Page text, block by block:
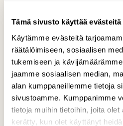
Tämä sivusto käyttää evästeitä
Käytämme evästeitä
räätälöimiseen, sosiaalisen
tukemiseen ja
jaamme sosiaalisen median,
alan kumppaneillemme tietoja
sivustoamme. Kumppanimme
tietoja muihin tietoihin, joita olet
kerätty, kun olet käyttänyt